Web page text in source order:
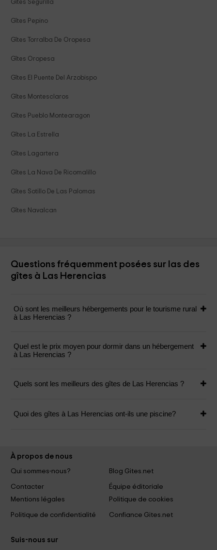
Gîtes Segurilla
Gîtes Pepino
Gîtes Torralba De Oropesa
Gîtes Oropesa
Gîtes El Puente Del Arzobispo
Gîtes Montesclaros
Gîtes Pueblo Montearagon
Gîtes La Estrella
Gîtes Lagartera
Gîtes La Nava De Ricomalillo
Gîtes Sotillo De Las Palomas
Gîtes Navalcan
Questions fréquemment posées sur las des
gîtes à Las Herencias
Où sont les meilleurs hébergements pour le tourisme rural
à Las Herencias ?
Quel est le prix moyen pour dormir dans un hébergement
à Las Herencias ?
Quels sont les meilleurs des gîtes de Las Herencias ?
Quoi des gîtes à Las Herencias ont-ils une piscine?
À propos de nous
Qui sommes-nous?
Blog Gites.net
Contacter
Équipe éditoriale
Mentions légales
Politique de cookies
Politique de confidentialité Confiance Gites.net
Suis-nous sur